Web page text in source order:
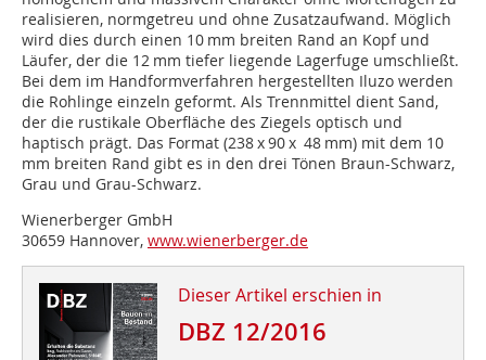
realisieren, normgetreu und ohne Zusatzaufwand. Möglich
wird dies durch einen 10 mm breiten Rand an Kopf und
Läufer, der die 12 mm tiefer liegende Lagerfuge umschließt.
Bei dem im Handformverfahren hergestellten Iluzo werden
die Rohlinge einzeln geformt. Als Trennmittel dient Sand,
der die rustikale Oberfläche des Ziegels optisch und
haptisch prägt. Das Format (238 x 90 x 48 mm) mit dem 10
mm breiten Rand gibt es in den drei Tönen Braun-Schwarz,
Grau und Grau-Schwarz.
Wienerberger GmbH
30659 Hannover, www.wienerberger.de
Dieser Artikel erschien in
DBZ 12/2016